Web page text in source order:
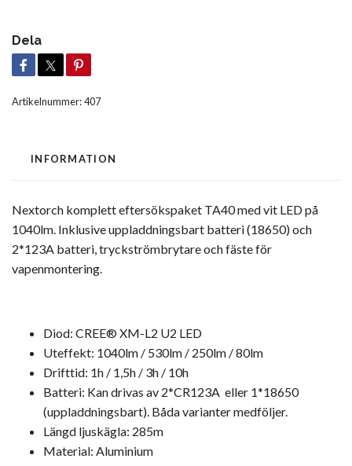
Dela
Artikelnummer:407
INFORMATION
Nextorch komplett eftersökspaket TA40 med vit LED på
1040lm. Inklusive uppladdningsbart batteri (18650) och
2*123A batteri, tryckströmbrytare och fäste för
vapenmontering.
Diod: CREE® XM-L2 U2 LED
Uteffekt: 1040lm / 530lm / 250lm / 80lm
Drifttid: 1h / 1,5h / 3h / 10h
Batteri: Kan drivas av 2*CR123A eller 1*18650
(uppladdningsbart). Båda varianter medföljer.
Längd ljuskägla: 285m
Material: Aluminium